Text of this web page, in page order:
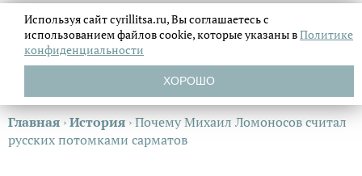
Главная ›История ›Почему Михаил Ломоносов считал
русских потомками сарматов
Используя сайт cyrillitsa.ru, Вы соглашаетесь с
использованием файловcookie, которые указаны вПолитике
конфиденциальности
ХОРОШО